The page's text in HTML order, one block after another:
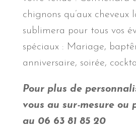
chignons qu’aux cheveux
sublimera pour tous vos
spéciaux : Mariage,
anniversaire, soirée,
Pour plus de
vous au sur-mesure ou
au 06 63 81 85 20